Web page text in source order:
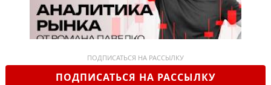
ПОДПИСАТЬСЯ НА РАССЫЛКУ
ПОДПИСАТЬСЯ НА РАССЫЛКУ